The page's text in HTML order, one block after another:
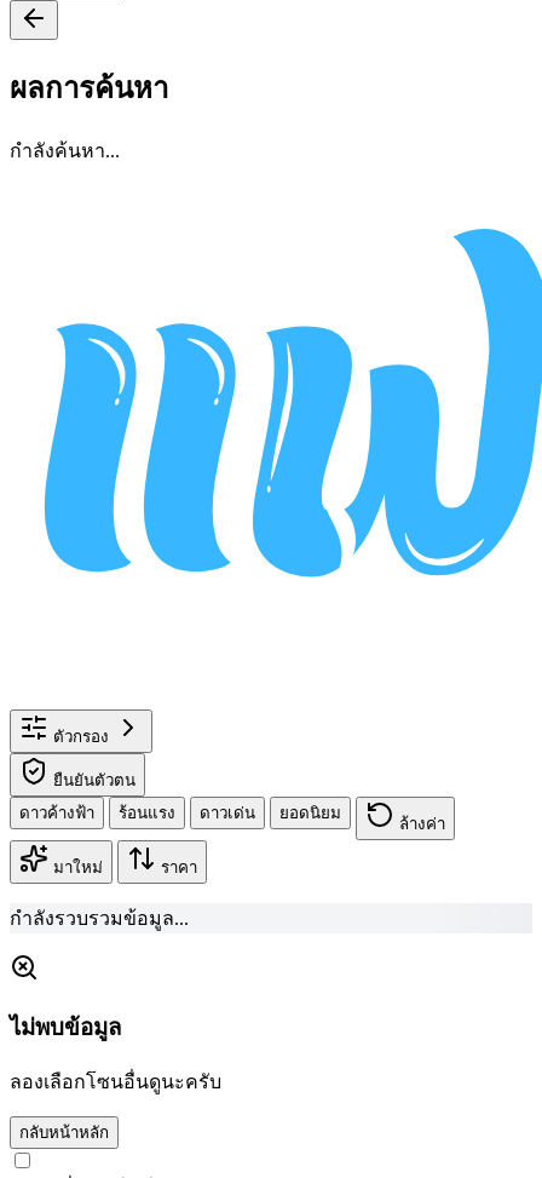
ผลการค้นหา
กำลังค้นหา...
ตัวกรอง
ยืนยันตัวตน
ดาวค้างฟ้า
ร้อนแรง ดาวเด่น ยอดนิยม
ล้างค่า
มาใหม่ ราคา
กำลังรวบรวมข้อมูล...
ไม่พบข้อมูล
ลองเลือกโซนอื่นดูนะครับ
กลับหน้าหลัก